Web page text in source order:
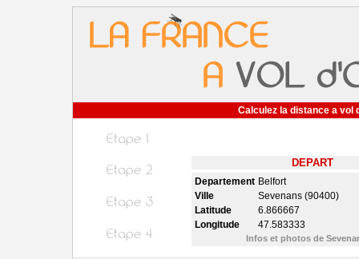
Calculez la distance a vol
DEPART
Departement Belfort
Ville
Sevenans (90400)
Latitude
6.866667
Longitude
47.583333
Infos et photos de